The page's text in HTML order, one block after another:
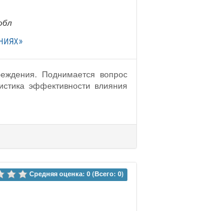
Поднимается вопрос
эффективности влияния
Средняя оценка: 0 (Всего: 0)